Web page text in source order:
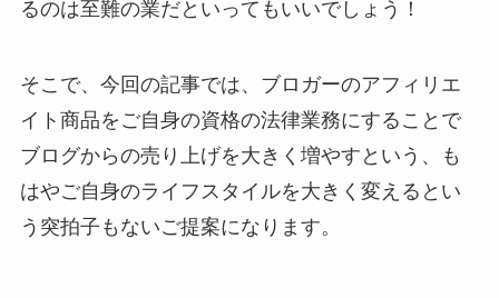
るのは至難の業だといってもいいでしょう！
そこで、今回の記事では、ブロガーのアフィリエ
イト商品をご自身の資格の法律業務にすることで
ブログからの売り上げを大きく増やすという、も
はやご自身のライフスタイルを大きく変えるとい
う突拍子もないご提案になります。